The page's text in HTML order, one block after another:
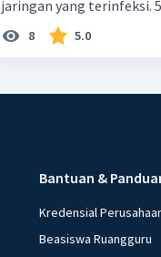
jaringan yang terinfeksi.
kemerahan, panas, dan
fatogen. Urutan mekanisme pertahanan tubuh melalui inflamasi yang benar
8 5.0
Bantuan &
Kredensial
Beasiswa Ruangguru